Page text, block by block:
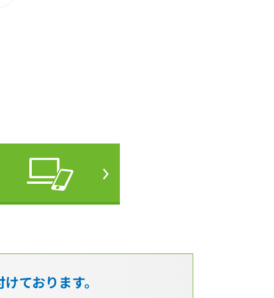
ております。